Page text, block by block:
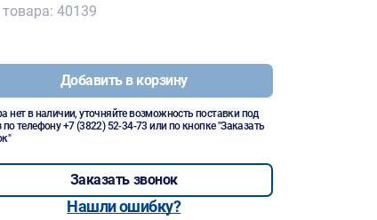
40139
Добавить в корзину
нет в наличии, уточняйте возможность поставки под
по телефону+7 (3822) 52-34-73 или по кнопке "Заказать
Заказать звонок
Нашли ошибку?